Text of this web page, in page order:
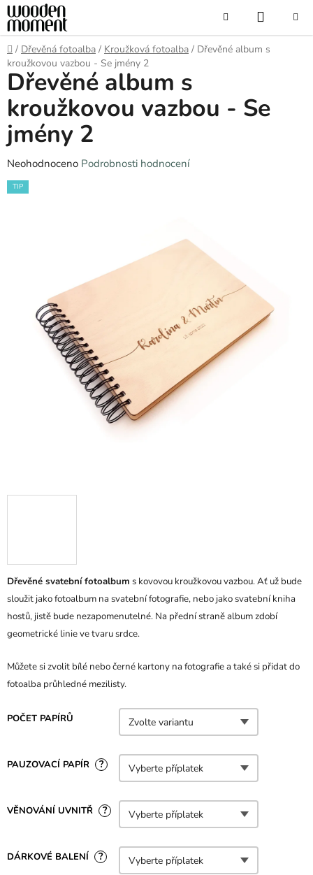
Přejít
na
obsah
KOŠÍK
Domů
/ Dřevěná fotoalba / Kroužková fotoalba / Dřevěné album s
kroužkovou vazbou - Se jmény 2
Dřevěné svatební fotoalbum s kovovou kroužkovou vazbou. Ať už bude
sloužit jako fotoalbum na svatební fotografie, nebo jako svatební kniha
hostů, jistě bude nezapomenutelné. Na přední straně album zdobí
geometrické linie ve tvaru srdce.
Můžete si zvolit bílé nebo černé kartony na fotografie a také si přidat do
fotoalba průhledné mezilisty.
POČET PAPÍRŮ
PAUZOVACÍ PAPÍR ?
VĚNOVÁNÍ UVNITŘ ?
DÁRKOVÉ BALENÍ ?
Dřevěné album s
kroužkovou vazbou - Se
jmény 2
Průměrné
hodnocení
produktu
Neohodnoceno Podrobnosti hodnocení
TIP